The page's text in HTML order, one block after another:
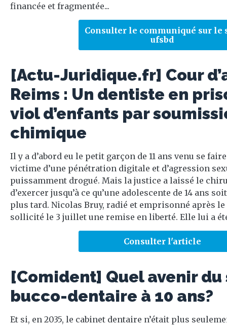
financée et fragmentée...
Consulter le communiqué sur le
ufsbd
[Actu-Juridique.fr] Cour
Reims : Un dentiste en
viol d’enfants par
chimique
Il y a d’abord eu le petit garçon de 11 ans venu se
victime d’une pénétration digitale et d’agression
puissamment drogué. Mais la justice a laissé le
d’exercer jusqu’à ce qu’une adolescente de 14 ans
plus tard. Nicolas Bruy, radié et emprisonné après
sollicité le 3 juillet une remise en liberté. Elle lui a
Consulter l'article
[Comident] Quel avenir
bucco-dentaire à 10 ans?
Et si, en 2035, le cabinet dentaire n’était plus